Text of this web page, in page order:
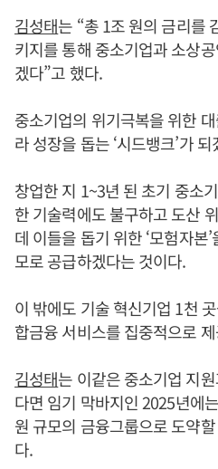
김성태는 “총 1조 원의 금리를
키지를 통해 중소기업과 소상
겠다”고 했다.
중소기업의 위기극복을 위한
라 성장을 돕는 ‘시드뱅크’가
창업한 지 1~3년 된 초기 중소
한 기술력에도 불구하고 도산
데 이들을 돕기 위한 ‘모험자본
모로 공급하겠다는 것이다.
이 밖에도 기술 혁신기업 1천
합금융 서비스를 집중적으로
김성태는 이같은 중소기업 지
다면 임기 막바지인 2025년에
원 규모의 금융그룹으로 도약
다.